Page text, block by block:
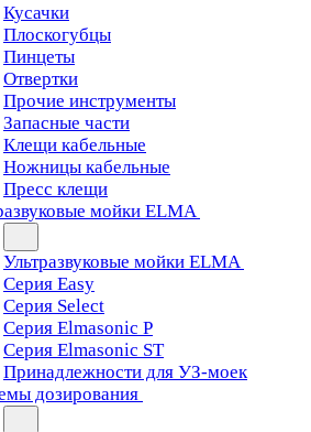
Кусачки
Плоскогубцы
Пинцеты
Отвертки
Прочие инструменты
Запасные части
Клещи кабельные
Ножницы кабельные
Пресс клещи
мойки ELMA
Ультразвуковые мойки ELMA
Серия Easy
Серия Select
Серия Elmasonic P
Серия Elmasonic ST
Принадлежности для УЗ-моек
дозирования